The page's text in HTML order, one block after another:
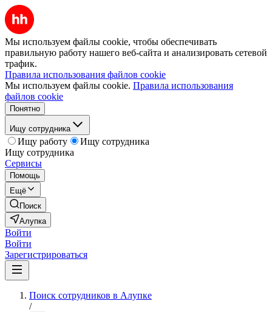
Мы используем файлы cookie, чтобы обеспечивать
правильную работу нашего веб-сайта и анализировать сетевой
трафик.
Правила использования файлов cookie
Мы используем файлы cookie. Правила использования
файлов cookie
Понятно
Ищу сотрудника
Ищу работу
Ищу сотрудника
Ищу сотрудника
Сервисы
Помощь
Ещё
Поиск
Алупка
Войти
Войти
Зарегистрироваться
Поиск сотрудников в Алупке
/